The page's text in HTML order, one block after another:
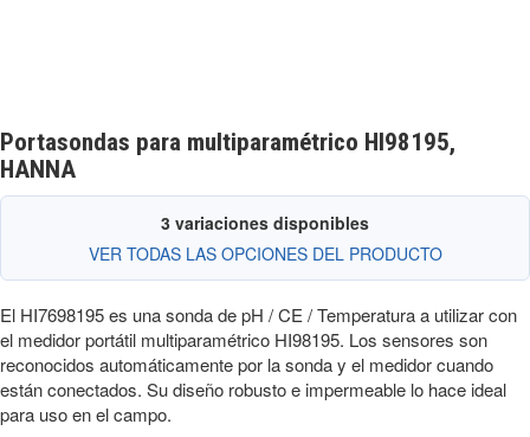
Portasondas para multiparamétrico HI98195,
HANNA
3 variaciones disponibles
VER TODAS LAS OPCIONES DEL PRODUCTO
El HI7698195 es una sonda de pH / CE / Temperatura a utilizar con
el medidor portátil multiparamétrico HI98195. Los sensores son
reconocidos automáticamente por la sonda y el medidor cuando
están conectados. Su diseño robusto e impermeable lo hace ideal
para uso en el campo.